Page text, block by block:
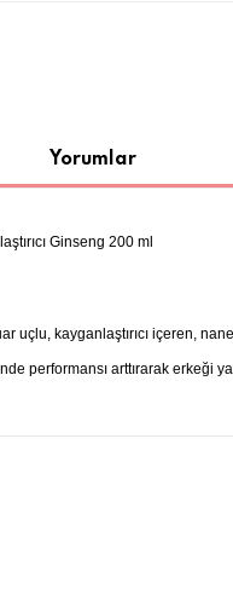
Yorumlar
Ginseng 200 ml
uçlu, kayganlaştırıcı içeren,
performansı arttırarak erkeği